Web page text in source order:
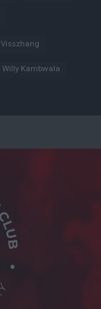
Visszhang
Willy Kambwala